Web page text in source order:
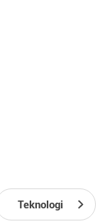
Teknologi